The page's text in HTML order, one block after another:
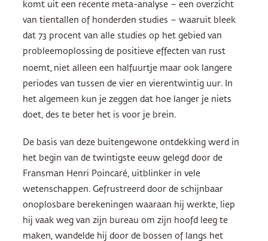
komt uit een recente meta-analyse – een overzicht
van tientallen of honderden studies – waaruit bleek
dat 73 procent van alle studies op het gebied van
probleemoplossing de positieve effecten van rust
noemt, niet alleen een halfuurtje maar ook langere
periodes van tussen de vier en vierentwintig uur. In
het algemeen kun je zeggen dat hoe langer je niets
doet, des te beter het is voor je brein.
De basis van deze buitengewone ontdekking werd in
het begin van de twintigste eeuw gelegd door de
Fransman Henri Poincaré, uitblinker in vele
wetenschappen. Gefrustreerd door de schijnbaar
onoplosbare berekeningen waaraan hij werkte, liep
hij vaak weg van zijn bureau om zijn hoofd leeg te
maken, wandelde hij door de bossen of langs het